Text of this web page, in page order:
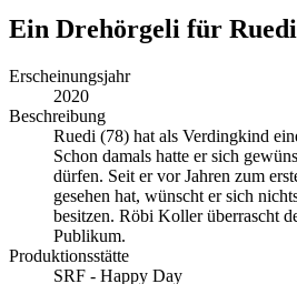
Ein Drehörgeli für Ruedi
Erscheinungsjahr
2020
Beschreibung
Ruedi (78) hat als Verdingkind
Schon damals hatte er sich
dürfen. Seit er vor Jahren zum
gesehen hat, wünscht er sich
besitzen. Röbi Koller überrascht
Publikum.
Produktionsstätte
SRF - Happy Day